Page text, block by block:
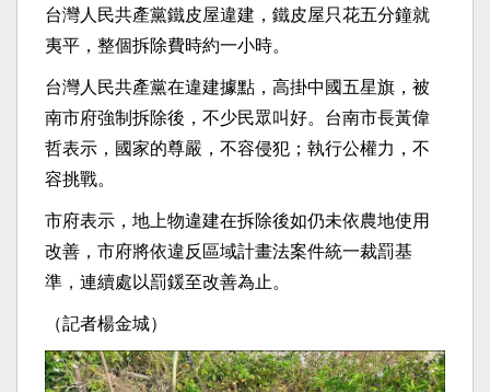
台灣人民共產黨鐵皮屋違建，鐵皮屋只花五分鐘就
夷平，整個拆除費時約一小時。
台灣人民共產黨在違建據點，高掛中國五星旗，被
南市府強制拆除後，不少民眾叫好。台南市長黃偉
哲表示，國家的尊嚴，不容侵犯；執行公權力，不
容挑戰。
市府表示，地上物違建在拆除後如仍未依農地使用
改善，市府將依違反區域計畫法案件統一裁罰基
準，連續處以罰鍰至改善為止。
（記者楊金城）